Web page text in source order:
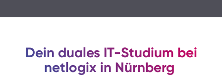
Dein duales IT-Studium bei
netlogix in Nürnberg